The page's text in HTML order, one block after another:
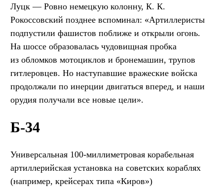
Луцк — Ровно немецкую колонну, К. К.
Рокоссовский позднее вспоминал: «Артиллеристы
подпустили фашистов поближе и открыли огонь.
На шоссе образовалась чудовищная пробка
из обломков мотоциклов и бронемашин, трупов
гитлеровцев. Но наступавшие вражеские войска
продолжали по инерции двигаться вперед, и наши
орудия получали все новые цели».
Б-34
Универсальная 100-миллиметровая корабельная
артиллерийская установка на советских кораблях
(например, крейсерах типа «Киров»)